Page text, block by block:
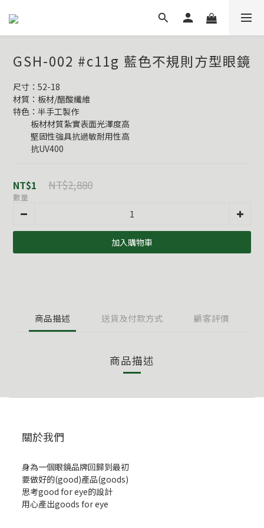
GSH-002 #c11g 藍色不規則方型眼鏡
尺寸：52-18
材質：板材/醋酸纖維
特色：半手工製作
          板材材質紮實表面光澤度高
          堅固性強具抗過敏耐用性高
          抗UV400
NT$1 NT$2,880
數量
加入購物車
商品描述 送貨及付款方式 顧客評價
商品描述
關於我們
身為一個眼鏡品牌回歸到最初
要做好的(good)產品(goods)
思考good for eye的設計
用心產出goods for eye